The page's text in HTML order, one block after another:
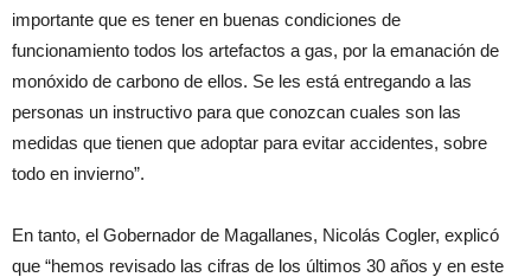
importante que es tener en buenas condiciones de
funcionamiento todos los artefactos a gas, por la emanación de
monóxido de carbono de ellos. Se les está entregando a las
personas un instructivo para que conozcan cuales son las
medidas que tienen que adoptar para evitar accidentes, sobre
todo en invierno”.
En tanto, el Gobernador de Magallanes, Nicolás Cogler, explicó
que “hemos revisado las cifras de los últimos 30 años y en este